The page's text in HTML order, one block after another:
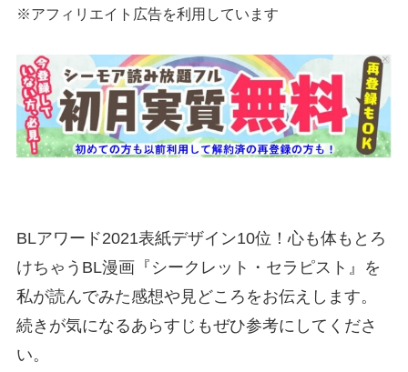
※アフィリエイト広告を利用しています
BLアワード2021表紙デザイン10位！心も体もとろ
けちゃうBL漫画『シークレット・セラピスト』を
私が読んでみた感想や見どころをお伝えします。
続きが気になるあらすじもぜひ参考にしてくださ
い。